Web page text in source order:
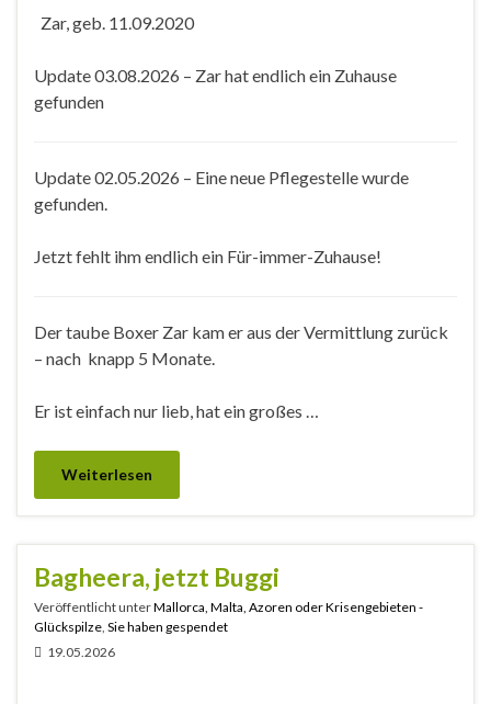
Zar, geb. 11.09.2020
Update 03.08.2026 – Zar hat endlich ein Zuhause
gefunden
Update 02.05.2026 – Eine neue Pflegestelle wurde
gefunden.
Jetzt fehlt ihm endlich ein Für-immer-Zuhause!
Der taube Boxer Zar kam er aus der Vermittlung zurück
– nach knapp 5 Monate.
Er ist einfach nur lieb, hat ein großes …
Weiterlesen
Bagheera, jetzt Buggi
Veröffentlicht unterMallorca, Malta, Azoren oder Krisengebieten -
Glückspilze Sie haben gespendet
19.05.2026